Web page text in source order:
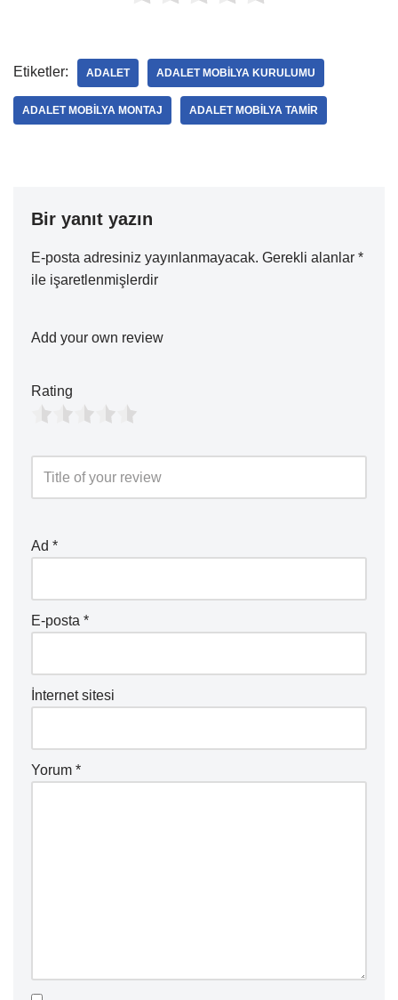
Etiketler: ADALET ADALET MOBILYA KURULUMU
ADALET MOBILYA MONTAJ ADALET MOBILYA TAMIR
Bir yanıt yazın
E-posta adresiniz yayınlanmayacak. Gerekli alanlar *
ile işaretlenmişlerdir
Add your own review
Rating
Ad *
E-posta *
İnternet sitesi
Yorum *